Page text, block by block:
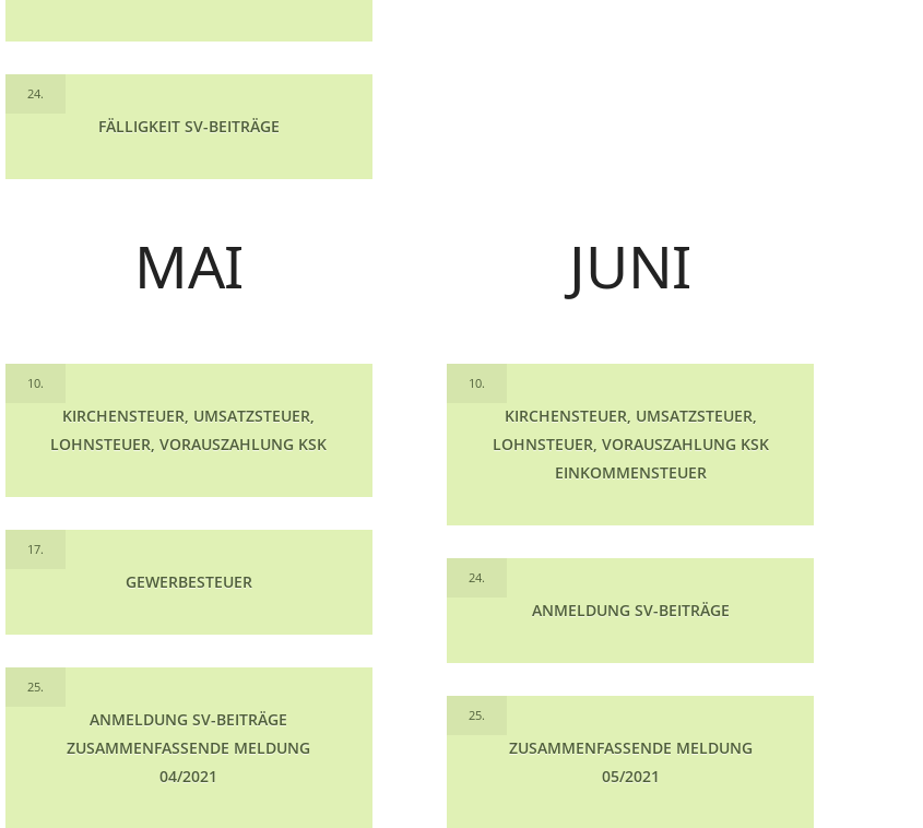
24.
FÄLLIGKEIT SV-BEITRÄGE
MAI
10.
KIRCHENSTEUER, UMSATZSTEUER,
LOHNSTEUER, VORAUSZAHLUNG KSK
17.
GEWERBESTEUER
25.
ANMELDUNG SV-BEITRÄGE
ZUSAMMENFASSENDE MELDUNG
04/2021
JUNI
10.
KIRCHENSTEUER, UMSATZSTEUER,
LOHNSTEUER, VORAUSZAHLUNG KSK
EINKOMMENSTEUER
24.
ANMELDUNG SV-BEITRÄGE
25.
ZUSAMMENFASSENDE MELDUNG
05/2021